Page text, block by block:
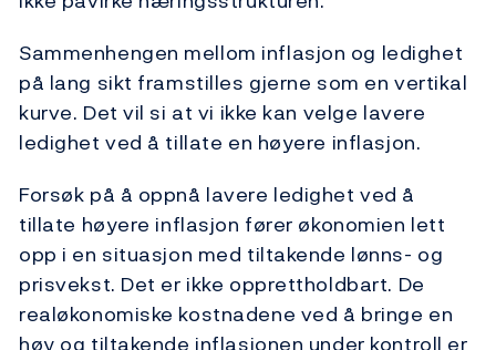
Sammenhengen mellom inflasjon og ledighet
på lang sikt framstilles gjerne som en vertikal
kurve. Det vil si at vi ikke kan velge lavere
ledighet ved å tillate en høyere inflasjon.
Forsøk på å oppnå lavere ledighet ved å
tillate høyere inflasjon fører økonomien lett
opp i en situasjon med tiltakende lønns- og
prisvekst. Det er ikke opprettholdbart. De
realøkonomiske kostnadene ved å bringe en
høy og tiltakende inflasjonen under kontroll er